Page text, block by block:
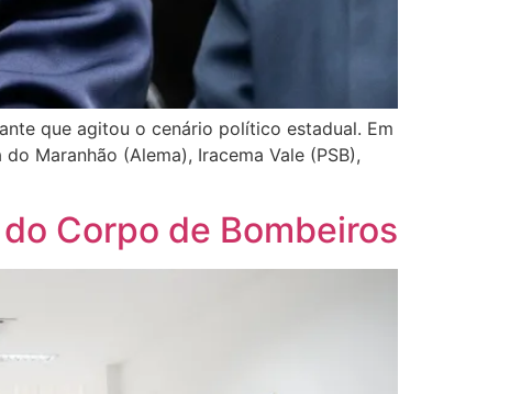
que agitou o cenário político estadual. Em
Maranhão (Alema), Iracema Vale (PSB),
Corpo de Bombeiros